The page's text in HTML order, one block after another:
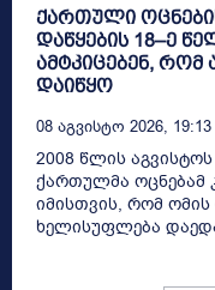
ქართული
დაწყების 18–ე
ამტკიცებენ, რომ
დაიწყო
08 Აგვისტო 2026, 19:13
2008 წლის
ქართულმა ოცნებამ
იმისთვის, რომ
ხელისუფლება